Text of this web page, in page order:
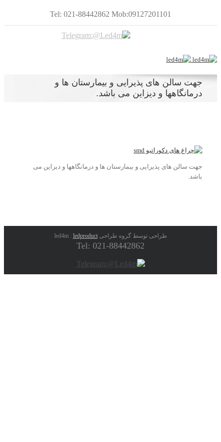
Tel: 021-88442862 Mob:09127201101
جهت سالن های پذیرایی و بیمارستان ها و
درمانگاهها و دیزاین می باشد.
جهت سالن های پذیرایی و بیمارستان ها و درمانگاهها و دیزاین می
باشد.
طراحی توسط گروه طراحی led4m :ledproduct
Tel: 021-88442862